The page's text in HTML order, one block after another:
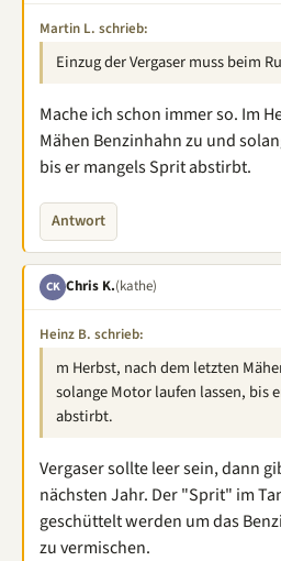
Martin L. schrieb:
Einzug der Vergaser muss beim
Mache ich schon immer so. Im
Mähen Benzinhahn zu und
bis er mangels Sprit abstirbt.
Antwort
CK Chris K.(kathe)
Heinz B. schrieb:
m Herbst, nach dem letzten
solange Motor laufen lassen, bis
abstirbt.
Vergaser sollte leer sein, dann
nächsten Jahr. Der "Sprit" im
geschüttelt werden um das
zu vermischen.